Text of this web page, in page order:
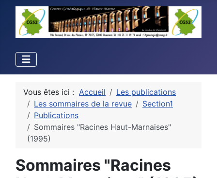
Vous êtes ici : Accueil
Les publications
Les sommaires de la revue
Section1
Publications
Sommaires "Racines Haut-Marnaises"
(1995)
Sommaires "Racines